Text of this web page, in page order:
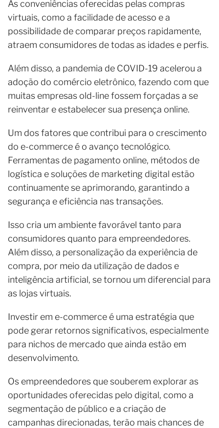
As conveniências oferecidas pelas compras
virtuais, como a facilidade de acesso e a
possibilidade de comparar preços rapidamente,
atraem consumidores de todas as idades e perfis.
Além disso, a pandemia de COVID-19 acelerou a
adoção do comércio eletrônico, fazendo com que
muitas empresas old-line fossem forçadas a se
reinventar e estabelecer sua presença online.
Um dos fatores que contribui para o crescimento
do e-commerce é o avanço tecnológico.
Ferramentas de pagamento online, métodos de
logística e soluções de marketing digital estão
continuamente se aprimorando, garantindo a
segurança e eficiência nas transações.
Isso cria um ambiente favorável tanto para
consumidores quanto para empreendedores.
Além disso, a personalização da experiência de
compra, por meio da utilização de dados e
inteligência artificial, se tornou um diferencial para
as lojas virtuais.
Investir em e-commerce é uma estratégia que
pode gerar retornos significativos, especialmente
para nichos de mercado que ainda estão em
desenvolvimento.
Os empreendedores que souberem explorar as
oportunidades oferecidas pelo digital, como a
segmentação de público e a criação de
campanhas direcionadas, terão mais chances de